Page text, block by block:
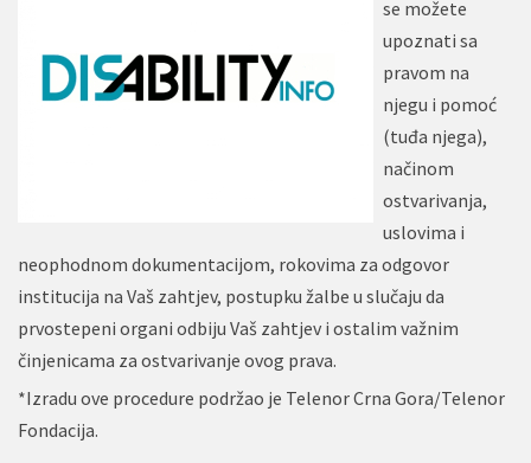
se možete
upoznati sa
pravom na
njegu i pomoć
(tuđa njega),
načinom
ostvarivanja,
uslovima i
neophodnom dokumentacijom, rokovima za odgovor
institucija na Vaš zahtjev, postupku žalbe u slučaju da
prvostepeni organi odbiju Vaš zahtjev i ostalim važnim
činjenicama za ostvarivanje ovog prava.
*Izradu ove procedure podržao je Telenor Crna Gora/Telenor
Fondacija.